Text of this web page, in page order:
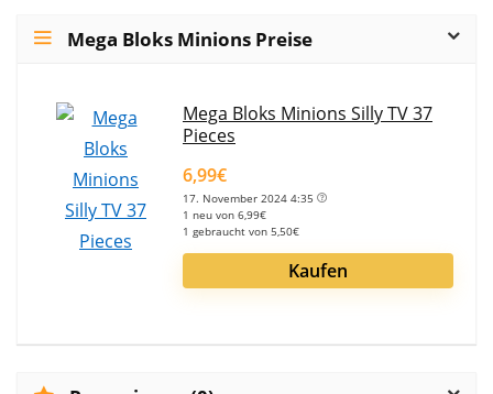
Mega Bloks Minions Preise
Mega Bloks Minions Silly TV 37
Pieces
6,99€
17. November 2024 4:35
1 neu von 6,99€
1 gebraucht von 5,50€
Kaufen